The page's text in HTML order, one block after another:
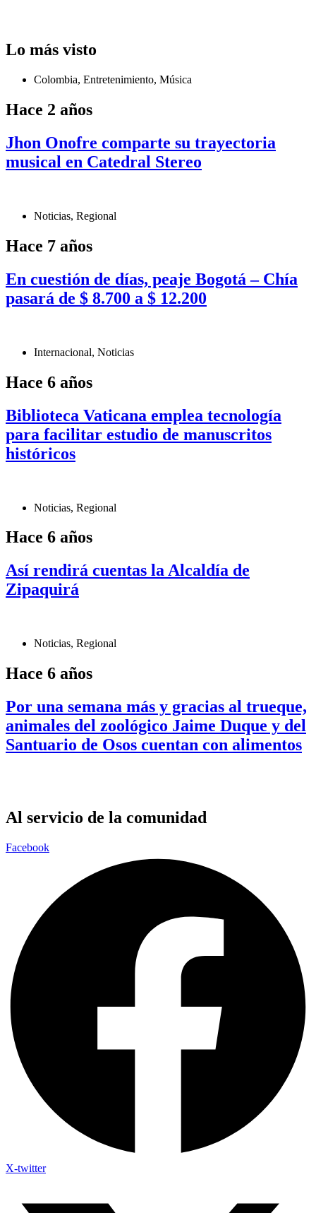
Lo más visto
Colombia, Entretenimiento, Música
Hace 2 años
Jhon Onofre comparte su trayectoria
musical en Catedral Stereo
Noticias, Regional
Hace 7 años
En cuestión de días, peaje Bogotá – Chía
pasará de $ 8.700 a $ 12.200
Internacional, Noticias
Hace 6 años
Biblioteca Vaticana emplea tecnología
para facilitar estudio de manuscritos
históricos
Noticias, Regional
Hace 6 años
Así rendirá cuentas la Alcaldía de
Zipaquirá
Noticias, Regional
Hace 6 años
Por una semana más y gracias al trueque,
animales del zoológico Jaime Duque y del
Santuario de Osos cuentan con alimentos
Al servicio de la comunidad
Facebook
X-twitter